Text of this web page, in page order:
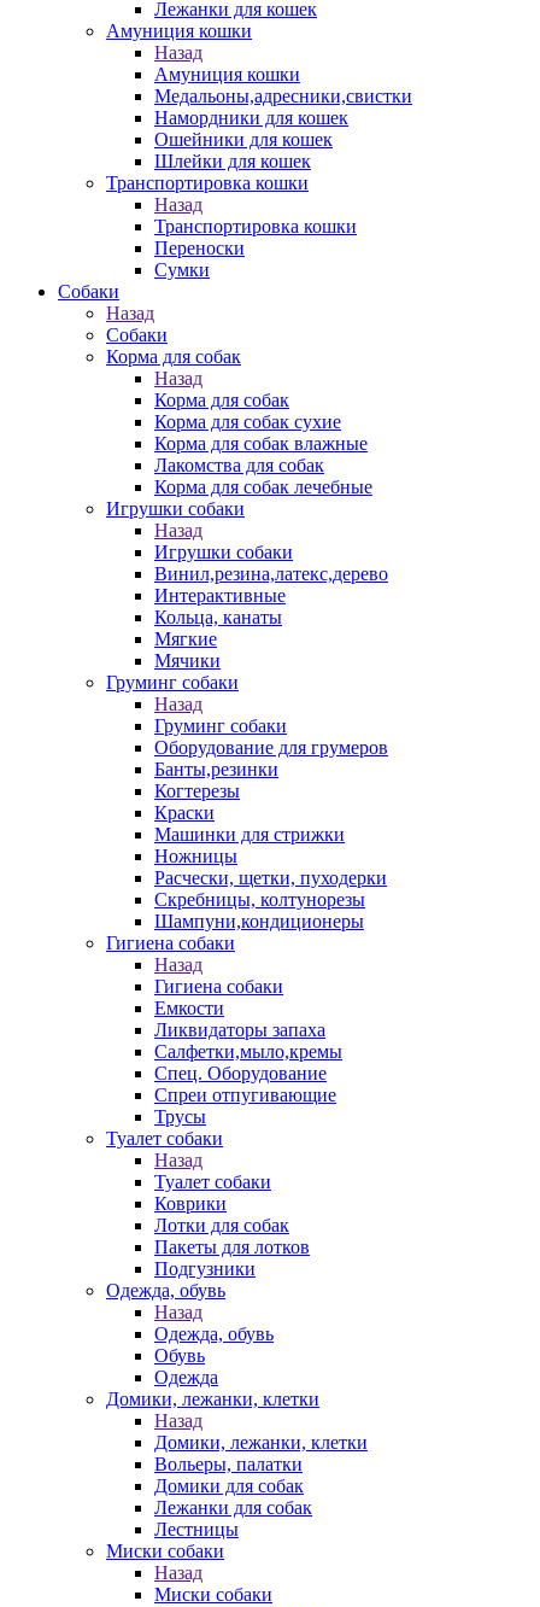
Лежанки для кошек
Амуниция кошки
Назад
Амуниция кошки
Медальоны,адресники,свистки
Намордники для кошек
Ошейники для кошек
Шлейки для кошек
Транспортировка кошки
Назад
Транспортировка кошки
Переноски
Сумки
Собаки
Назад
Собаки
Корма для собак
Назад
Корма для собак
Корма для собак сухие
Корма для собак влажные
Лакомства для собак
Корма для собак лечебные
Игрушки собаки
Назад
Игрушки собаки
Винил,резина,латекс,дерево
Интерактивные
Кольца, канаты
Мягкие
Мячики
Груминг собаки
Назад
Груминг собаки
Оборудование для грумеров
Банты,резинки
Когтерезы
Краски
Машинки для стрижки
Ножницы
Расчески, щетки, пуходерки
Скребницы, колтунорезы
Шампуни,кондиционеры
Гигиена собаки
Назад
Гигиена собаки
Емкости
Ликвидаторы запаха
Салфетки,мыло,кремы
Спец. Оборудование
Спреи отпугивающие
Трусы
Туалет собаки
Назад
Туалет собаки
Коврики
Лотки для собак
Пакеты для лотков
Подгузники
Одежда, обувь
Назад
Одежда, обувь
Обувь
Одежда
Домики, лежанки, клетки
Назад
Домики, лежанки, клетки
Вольеры, палатки
Домики для собак
Лежанки для собак
Лестницы
Миски собаки
Назад
Миски собаки